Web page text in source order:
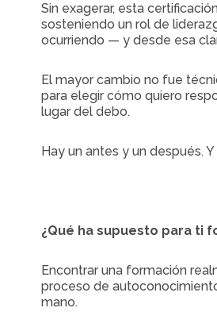
Sin exagerar, esta
sosteniendo un rol de
ocurriendo — y desde esa
El mayor cambio no fue
para elegir cómo quiero
lugar del debo.
Hay un antes y un después.
¿Qué ha supuesto para ti
Encontrar una formación
proceso de
mano.